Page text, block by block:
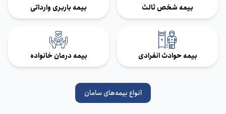
بیمه شخص ثالث بیمه باربری وارداتی
بیمه حوادث انفرادی بیمه درمان خانواده
انواع بیمه‌های سامان